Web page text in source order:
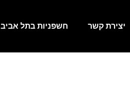
חשפניות בתל אביב יצירת קשר